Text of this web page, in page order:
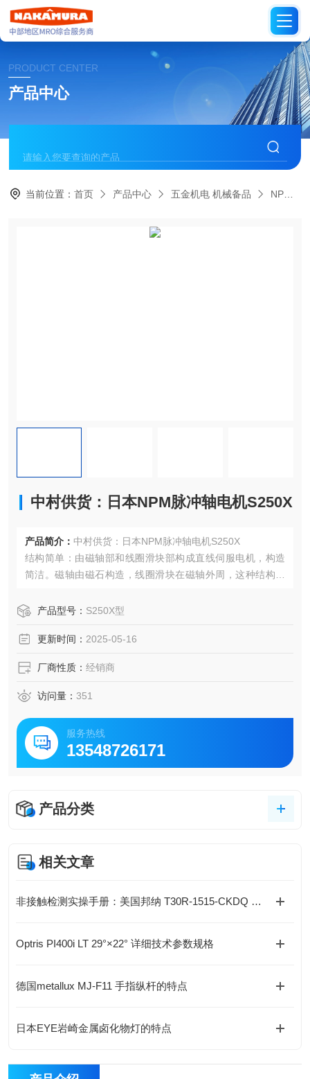
PRODUCT CENTER
产品中心
当前位置：首页 产品中心 五金机电 机械备品 NPM/日本脉冲
中村供货：日本NPM脉冲轴电机S250X
产品简介： 中村供货：日本NPM脉冲轴电机S250X
结构简单：由磁轴部和线圈滑块部构成直线伺服电机，构造
简洁。磁轴由磁石构造，线圈滑块在磁轴外周，这种结构简
备的可靠性。
产品型号： S250X型
更新时间： 2025-05-16
厂商性质： 经销商
访问量： 351
服务热线
13548726171
产品分类
相关文章
非接触检测实操手册：美国邦纳 T30R-1515-CKDQ 雷达传感器操作要点与技巧
Optris PI400i LT 29°×22° 详细技术参数规格
德国metallux MJ-F11 手指纵杆的特点
日本EYE岩崎金属卤化物灯的特点